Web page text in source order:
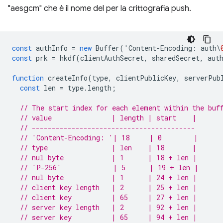
"aesgcm" che è il nome del per la crittografia push.
const authInfo = new Buffer( ' Content-Encoding : auth\
const prk = hkdf(clientAuthSecret, sharedSecret,
function createInfo(type, clientPublicKey,
const len = type. length ;
// The start index for each element within the
// value               | length | start    |
// -----------------------------------------
// 'Content-Encoding: '| 18     | 0        |
// type                | len    | 18       |
// nul byte            | 1      | 18 + len |
// 'P-256'             | 5      | 19 + len |
// nul byte            | 1      | 24 + len |
// client key length   | 2      | 25 + len |
// client key          | 65     | 27 + len |
// server key length   | 2      | 92 + len |
// server key          | 65     | 94 + len |